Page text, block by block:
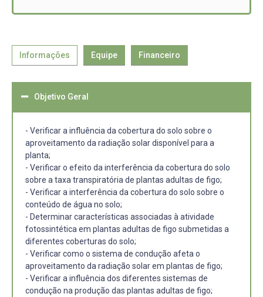
Informações Equipe Financeiro
Objetivo Geral
- Verificar a influência da cobertura do solo sobre o
aproveitamento da radiação solar disponível para a
planta;
- Verificar o efeito da interferência da cobertura do solo
sobre a taxa transpiratória de plantas adultas de figo;
- Verificar a interferência da cobertura do solo sobre o
conteúdo de água no solo;
- Determinar características associadas à atividade
fotossintética em plantas adultas de figo submetidas a
diferentes coberturas do solo;
- Verificar como o sistema de condução afeta o
aproveitamento da radiação solar em plantas de figo;
- Verificar a influência dos diferentes sistemas de
condução na produção das plantas adultas de figo;